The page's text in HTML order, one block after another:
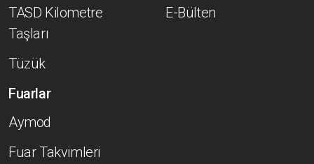
TASD Kilometre
Taşları
Tüzük
E-Bülten
Fuarlar
Aymod
Fuar Takvimleri